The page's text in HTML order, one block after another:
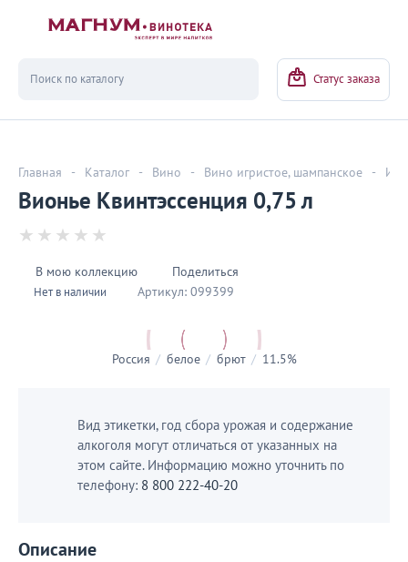
Статус заказа
Главная - Каталог - Вино - Вино игристое, шампанское -
Вионье Квинтэссенция 0,75 л
В мою коллекцию Поделиться
Нет в наличии Артикул: 099399
Россия / белое / брют / 11.5%
Вид этикетки, год сбора урожая и содержание
алкоголя могут отличаться от указанных на
этом сайте. Информацию можно уточнить по
телефону: 8 800 222-40-20
Описание